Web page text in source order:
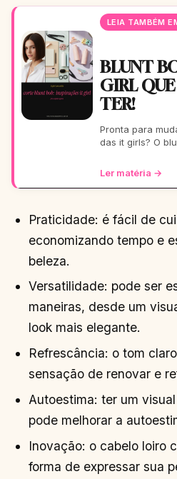
LEIA TAMBÉM
BLUNT
GIRL
TER!
Pronta para
das it girls? O
Vem ver como ele
Ler matéria →
Praticidade: é fácil de
economizando tempo e
beleza.
Versatilidade: pode ser
maneiras, desde um
look mais elegante.
Refrescância: o tom
sensação de renovar e
Autoestima: ter um
pode melhorar a
Inovação: o cabelo loiro
forma de expressar sua